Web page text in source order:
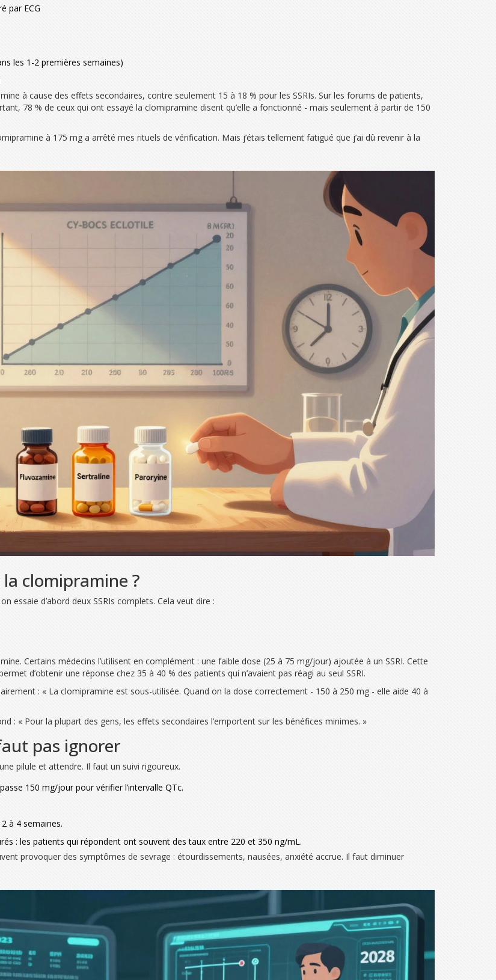
par ECG
les 1-2 premières semaines)
à cause des effets secondaires, contre seulement 15 à 18 % pour les SSRIs. Sur les forums de patients,
78 % de ceux qui ont essayé la clomipramine disent qu’elle a fonctionné - mais seulement à partir de 150
à 175 mg a arrêté mes rituels de vérification. Mais j’étais tellement fatigué que j’ai dû revenir à la
clomipramine ?
essaie d’abord deux SSRIs complets. Cela veut dire :
Certains médecins l’utilisent en complément : une faible dose (25 à 75 mg/jour) ajoutée à un SSRI. Cette
d’obtenir une réponse chez 35 à 40 % des patients qui n’avaient pas réagi au seul SSRI.
: « La clomipramine est sous-utilisée. Quand on la dose correctement - 150 à 250 mg - elle aide 40 à
: « Pour la plupart des gens, les effets secondaires l’emportent sur les bénéfices minimes. »
pas ignorer
pilule et attendre. Il faut un suivi rigoureux.
150 mg/jour pour vérifier l’intervalle QTc.
à 4 semaines.
: les patients qui répondent ont souvent des taux entre 220 et 350 ng/mL.
provoquer des symptômes de sevrage : étourdissements, nausées, anxiété accrue. Il faut diminuer